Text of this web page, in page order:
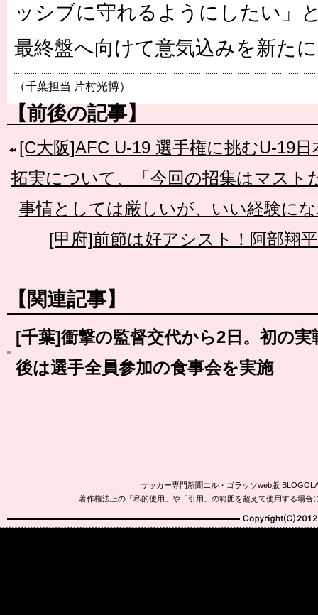
ッシブに守れるようにしたい」
最終盤へ向けて意気込みを新た
（千葉担当 片村光博）
【前後の記事】
[C大阪]AFC U-19 選手権に挑むU-19
拓実について、「今回の招集はマスト
事情としては厳しいが、いい経験に
[甲府]前節は好アシスト！阿部翔
【関連記事】
[千葉]衝撃の監督交代から2日。初の
後は選手全員参加の食事会を実施
サッカー専門新聞エル・ゴラッソweb版
著作権法上の「私的使用」や「引用」の範囲を超えて使用する場
Copyright(C)2010-